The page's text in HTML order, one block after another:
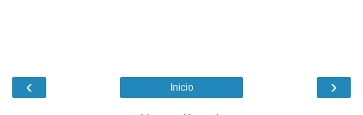
‹ ›
Inicio